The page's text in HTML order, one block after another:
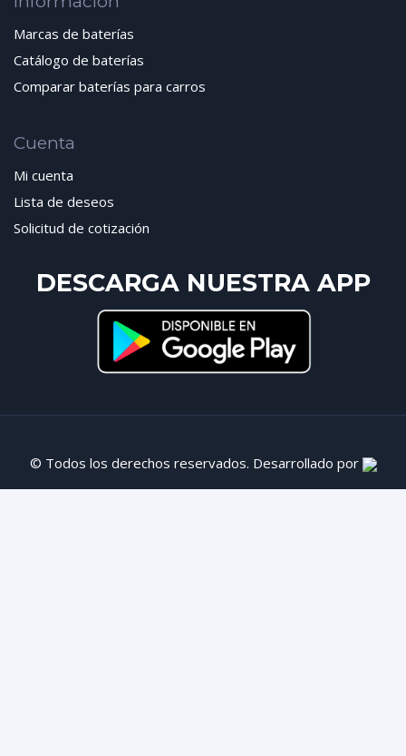
Marcas de baterías
Catálogo de baterías
Comparar baterías para carros
Cuenta
Mi cuenta
Lista de deseos
Solicitud de cotización
DESCARGA NUESTRA APP
© Todos los derechos reservados. Desarrollado por